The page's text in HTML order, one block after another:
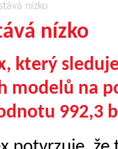
nízko
nízko
který
modelů na
992,3